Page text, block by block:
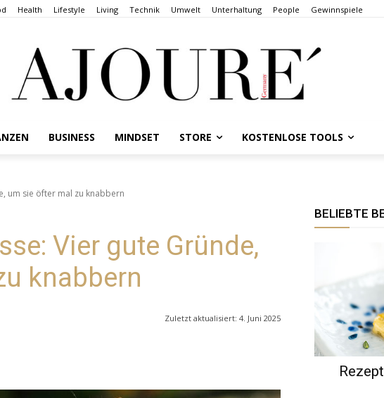
Health Lifestyle Living Technik Umwelt Unterhaltung People Gewinnspiele
BUSINESS MINDSET STORE KOSTENLOSE TOOLS
um sie öfter mal zu knabbern
Vier gute Gründe,
knabbern
Zuletzt aktualisiert: 4. Juni 2025
BELIEBTE